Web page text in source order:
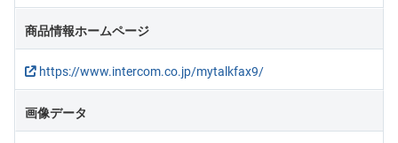
商品情報ホームページ
https://www.intercom.co.jp/mytalkfax9/
画像データ